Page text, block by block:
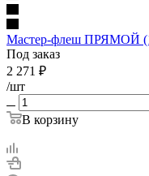
Мастер-флеш ПРЯМОЙ
Под заказ
2 271 ₽
/шт
В корзину